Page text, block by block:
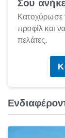
Σου
Κατοχύρωσε
προφίλ και
πελάτες.